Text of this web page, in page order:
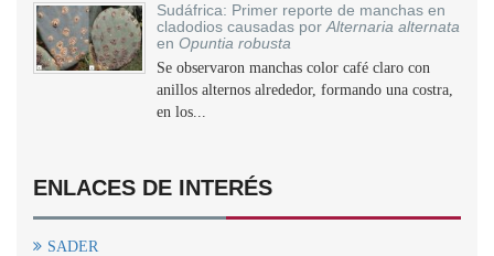
Sudáfrica: Primer reporte de manchas en
cladodios causadas por Alternaria alternata
en Opuntia robusta
Se observaron manchas color café claro con
anillos alternos alrededor, formando una costra,
en los...
ENLACES DE INTERÉS
SADER